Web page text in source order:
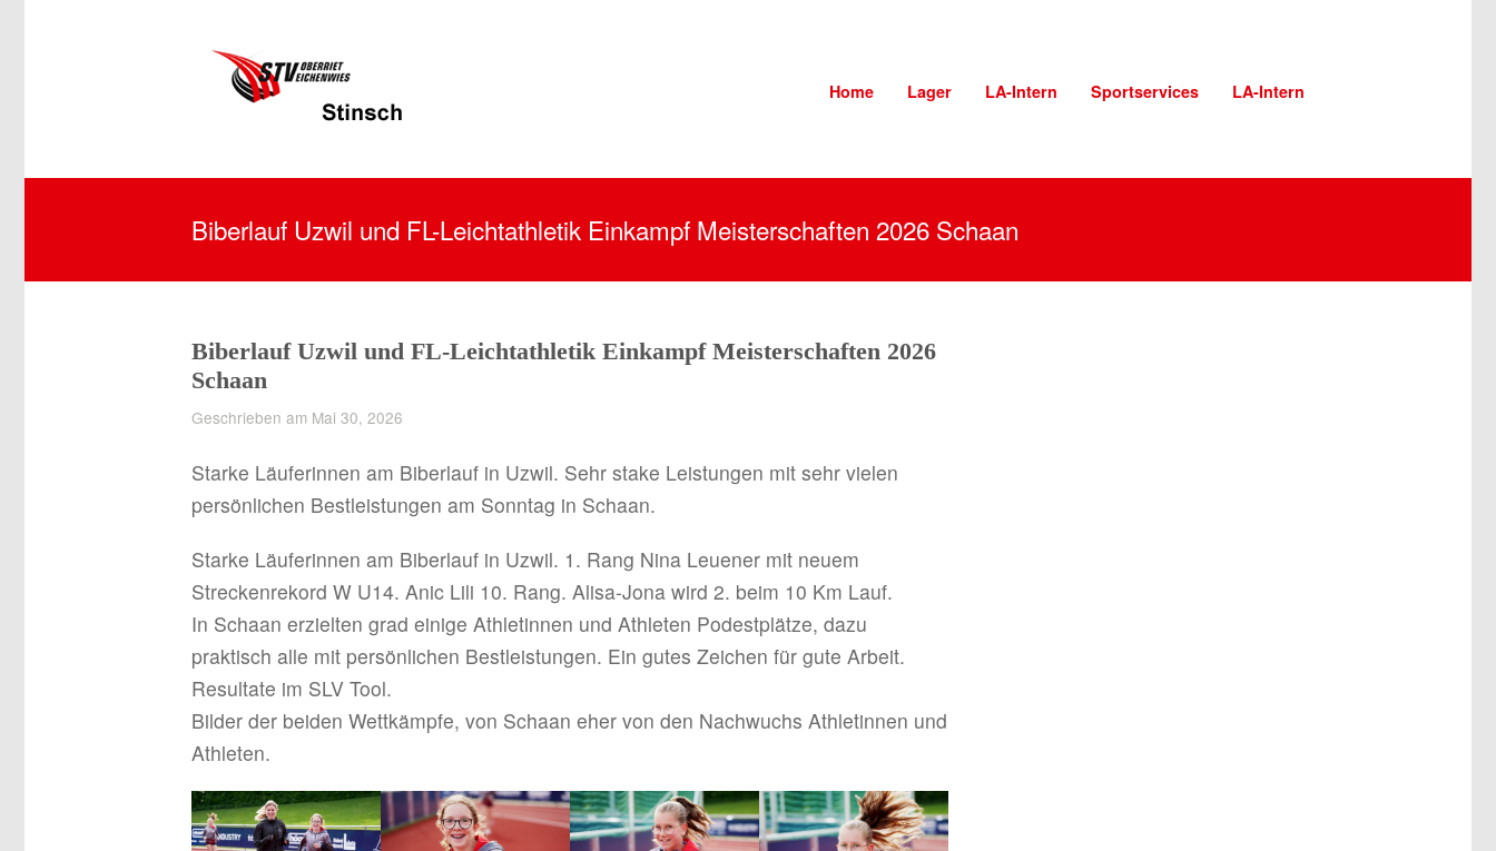
Home Lager LA-Intern Sportservices LA-Intern
Biberlauf Uzwil und FL-Leichtathletik Einkampf Meisterschaften 2026 Schaan
Biberlauf Uzwil und FL-Leichtathletik Einkampf Meisterschaften 2026
Schaan
Geschrieben am Mai 30, 2026
Starke Läuferinnen am Biberlauf in Uzwil. Sehr stake Leistungen mit sehr vielen
persönlichen Bestleistungen am Sonntag in Schaan.
Starke Läuferinnen am Biberlauf in Uzwil. 1. Rang Nina Leuener mit neuem
Streckenrekord W U14. Anic Lili 10. Rang. Alisa-Jona wird 2. beim 10 Km Lauf.
In Schaan erzielten grad einige Athletinnen und Athleten Podestplätze, dazu
praktisch alle mit persönlichen Bestleistungen. Ein gutes Zeichen für gute Arbeit.
Resultate im SLV Tool.
Bilder der beiden Wettkämpfe, von Schaan eher von den Nachwuchs Athletinnen und
Athleten.